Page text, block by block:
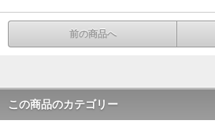
前の商品へ
この商品のカテゴリー